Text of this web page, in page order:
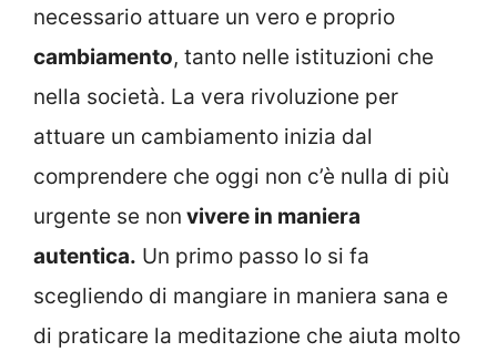
necessario attuare un vero e proprio
cambiamento, tanto nelle istituzioni che
nella società. La vera rivoluzione per
attuare un cambiamento inizia dal
comprendere che oggi non c’è nulla di più
urgente se non vivere in maniera
autentica. Un primo passo lo si fa
scegliendo di mangiare in maniera sana e
di praticare la meditazione che aiuta molto